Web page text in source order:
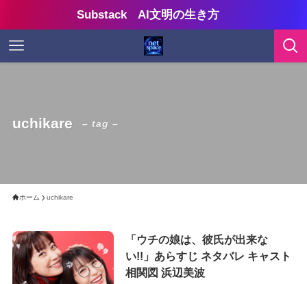
Substack AI文明の生き方
uchikare – tag –
ホーム uchikare
「ウチの娘は、彼氏が出来な
い!!」あらすじ ネタバレ キャスト
相関図 浜辺美波